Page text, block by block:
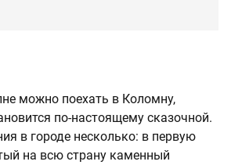
можно поехать в Коломну,
по-настоящему сказочной.
в городе несколько: в первую
на всю страну каменный